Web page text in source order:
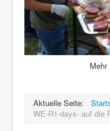
Mehr
Aktuelle Seite:
WE-R1-days- auf die